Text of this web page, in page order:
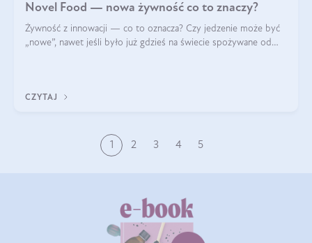
Novel Food — nowa żywność co to znaczy?
Żywność z innowacji — co to oznacza? Czy jedzenie może być
„nowe”, nawet jeśli było już gdzieś na świecie spożywane od
CZYTAJ
1 2 3 4 5